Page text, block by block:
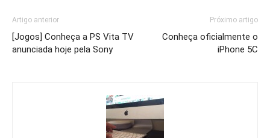
Artigo anterior
[Jogos] Conheça a PS Vita TV
anunciada hoje pela Sony
Próximo artigo
Conheça oficialmente o
iPhone 5C